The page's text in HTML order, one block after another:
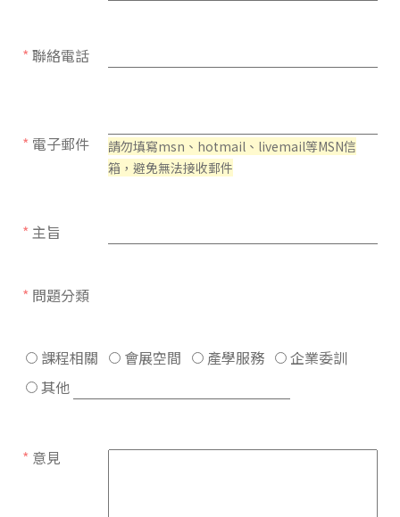
* 聯絡電話
* 電子郵件
請勿填寫msn、hotmail、livemail等MSN信
箱，避免無法接收郵件
* 主旨
* 問題分類
課程相關 會展空間 產學服務
企業委訓
其他
* 意見